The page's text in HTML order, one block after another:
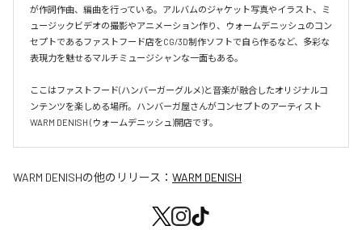
が作詞作曲、編曲を行っている。アルバムのジャケット写真やイラスト、ミ
ュージックビデオの撮影やアニメーション作り、ウォームデニッシュのコン
セプトであるファストフード店をCG/3D制作ソフトで自ら作るなど、多彩な
表現力を魅せるマルチミュージシャンな一面もある。
ここはファストフード(ハンバーガーグルメ)と音楽が融合したオリジナルコ
ンテンツを楽しめる場所。ハンバーガ屋さんがコンセプトのアーティスト
WARM DENISH (ウォームデニッシュ)開店です。
WARM DENISHの他のリリース： WARM DENISH